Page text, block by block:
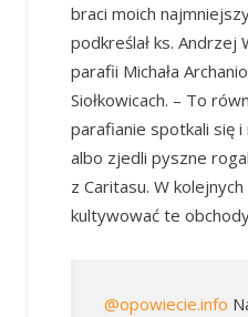
braci moich
podkreślał ks. Andrzej
parafii Michała
Siołkowicach. – To
parafianie spotkali się
albo zjedli pyszne
z Caritasu. W
kultywować te
@opowiecie.info